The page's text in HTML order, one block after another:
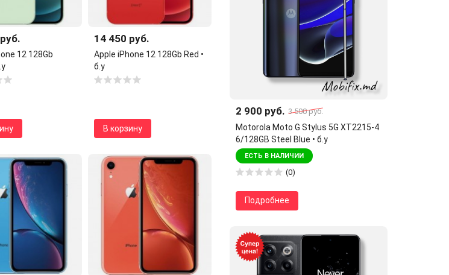
12 128Gb
14 450 руб.
Apple iPhone 12 128Gb Red •
б.у
В корзину
2 900 руб. 3 500 руб.
Motorola Moto G Stylus 5G XT2215-4
6/128GB Steel Blue • б.у
ЕСТЬ В НАЛИЧИИ
(0)
Подробнее